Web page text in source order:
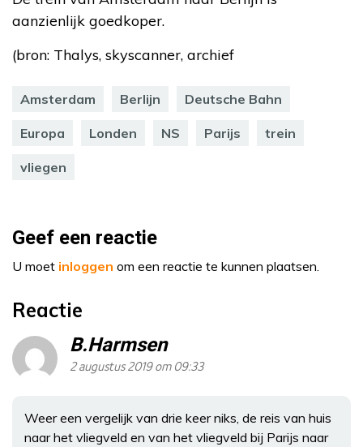
aanzienlijk goedkoper.
(bron: Thalys, skyscanner, archief
Amsterdam Berlijn Deutsche Bahn
Europa Londen NS Parijs trein
vliegen
Geef een reactie
U moet inloggen om een reactie te kunnen plaatsen.
Reactie
B.Harmsen
2 augustus 2019 om 09:33
Weer een vergelijk van drie keer niks, de reis van huis
naar het vliegveld en van het vliegveld bij Parijs naar